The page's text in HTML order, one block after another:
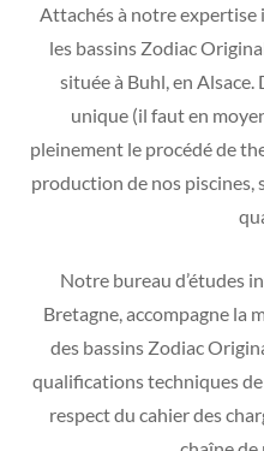
Attachés à notre
les bassins Zodiac
située à Buhl, en
unique (il faut en
pleinement le procédé de
production de nos piscines,
Notre bureau d’études
Bretagne, accompagne la
des bassins Zodiac
qualifications techniques
respect du cahier des